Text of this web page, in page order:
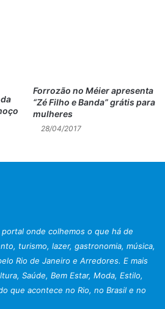
pode ajudar é o fonoaudiólogo,
prevenir ou reabilitar o indivíduo
– explica a fonoaudióloga
do CENOM (Centro Educacional
Quintanilha – CRFa – 1 8845 –
304; Tel 24231480
Forrozão no Méier apresenta
“Zé Filho e Banda” grátis para
mulheres
28/04/2017
onde colhemos o que há de
turismo, lazer, gastronomia, música,
Rio de Janeiro e Arredores. E mais
Saúde, Bem Estar, Moda, Estilo,
que acontece no Rio, no Brasil e no